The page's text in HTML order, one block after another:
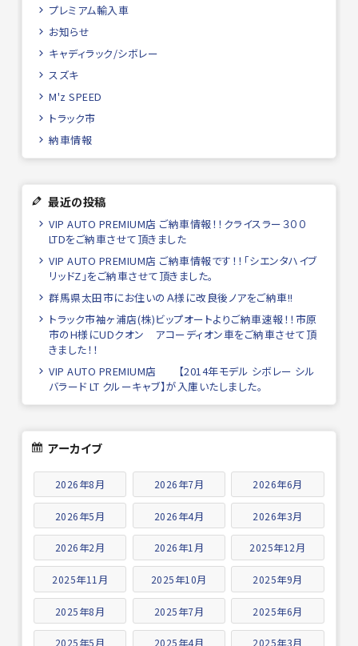
プレミアム輸入車
お知らせ
キャディラック/シボレー
スズキ
M'z SPEED
トラック市
納車情報
最近の投稿
VIP AUTO PREMIUM店 ご納車情報！！クライスラー３００
LTDをご納車させて頂きました
VIP AUTO PREMIUM店 ご納車情報です！！「シエンタハイブ
リッドZ」をご納車させて頂きました。
群馬県太田市にお住いのＡ様に改良後ノアをご納車!!
トラック市袖ヶ浦店(株)ビップオートよりご納車速報！！市原
市のH様にUDクオン アコーディオン車をご納車させて頂
きました！！
VIP AUTO PREMIUM店 【2014年モデル シボレー シル
バラード LT クルーキャブ】が入庫いたしました。
アーカイブ
2026年8月 2026年7月 2026年6月
2026年5月 2026年4月 2026年3月
2026年2月 2026年1月 2025年12月
2025年11月 2025年10月 2025年9月
2025年8月 2025年7月 2025年6月
2025年5月 2025年4月 2025年3月